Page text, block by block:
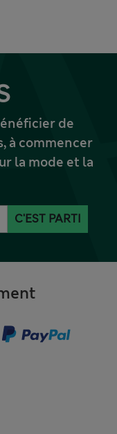
de
à commencer
la mode et la
C'EST PARTI